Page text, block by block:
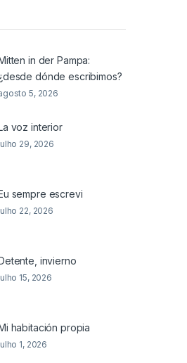
in der Pampa:
dónde escribimos?
5, 2026
voz interior
29, 2026
sempre escrevi
22, 2026
invierno
15, 2026
habitación propia
1, 2026